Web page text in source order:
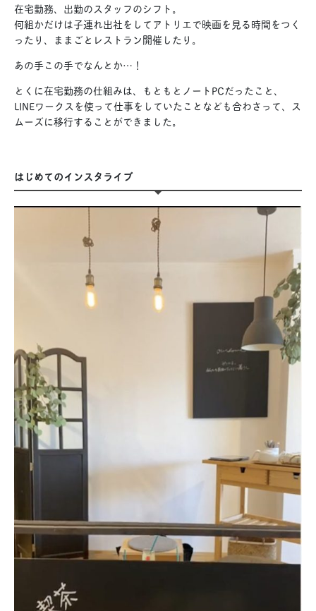
在宅勤務、出勤のスタッフのシフト。
何組かだけは子連れ出社をしてアトリエで映画を見る時間をつく
ったり、ままごとレストラン開催したり。
あの手この手でなんとか…！
とくに在宅勤務の仕組みは、もともとノートPCだったこと、
LINEワークスを使って仕事をしていたことなども合わさって、ス
ムーズに移行することができました。
はじめてのインスタライブ